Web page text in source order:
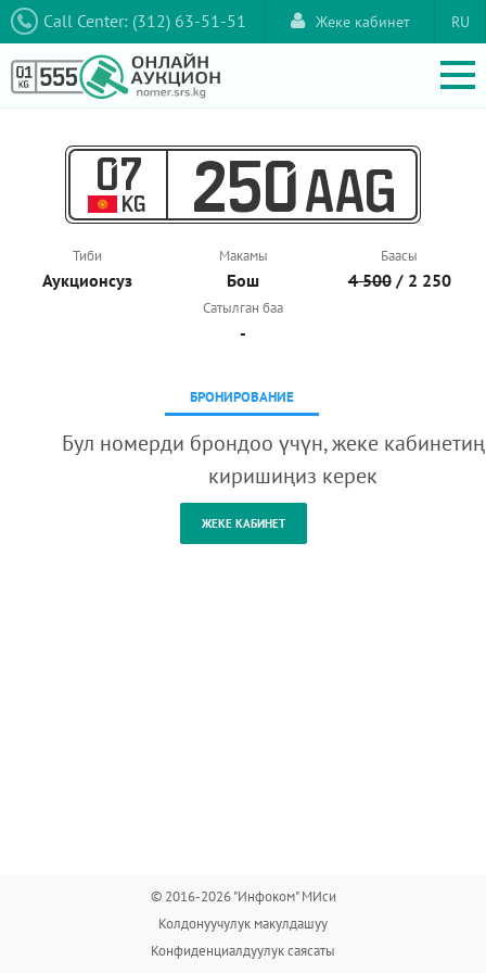
Call Center: (312) 63-51-51 RU
Жеке кабинет
07
KG 250 AAG
Тиби
Аукционcуз
Макамы
Бош
Баасы
4 500/ 2 250
Сатылган баа
-
БРОНИРОВАНИЕ
Бул номерди брондоо үчүн, жеке
киришиңиз керек
© 2016-2026 "Инфоком" МИси
Колдонуучулук макулдашуу
Конфиденциалдуулук саясаты